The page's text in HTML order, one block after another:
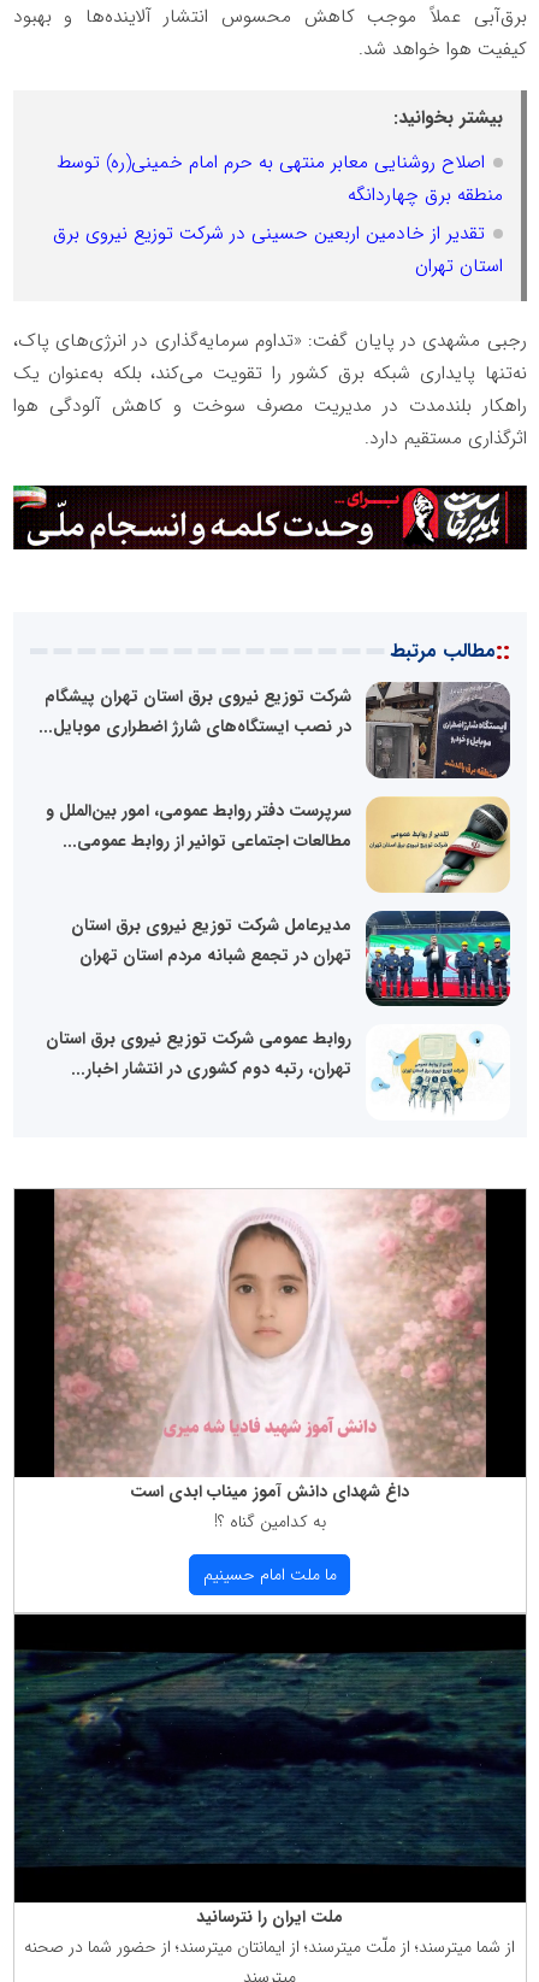
برق‌آبی عملاً موجب کاهش محسوس انتشار آلاینده‌ها و بهبود
کیفیت هوا خواهد شد.
بیشتر بخوانید:
اصلاح روشنایی معابر منتهی به حرم امام خمینی(ره) توسط
منطقه برق چهاردانگه
تقدیر از خادمین اربعین حسینی در شرکت توزیع نیروی برق
استان تهران
رجبی مشهدی در پایان گفت: «تداوم سرمایه‌گذاری در انرژی‌های پاک،
نه‌تنها پایداری شبکه برق کشور را تقویت می‌کند، بلکه به‌عنوان یک
راهکار بلندمدت در مدیریت مصرف سوخت و کاهش آلودگی هوا
اثرگذاری مستقیم دارد.
::مطالب مرتبط
شرکت توزیع نیروی برق استان تهران پیشگام
در نصب ایستگاه‌های شارژ اضطراری موبایل...
سرپرست دفتر روابط عمومی، امور بین‌الملل و
مطالعات اجتماعی توانیر از روابط عمومی...
مدیرعامل شرکت توزیع نیروی برق استان
تهران در تجمع شبانه مردم استان تهران
روابط عمومی شرکت توزیع نیروی برق استان
تهران، رتبه دوم کشوری در انتشار اخبار...
داغ شهدای دانش آموز میناب ابدی است
به كدامین گناه ؟!
ما ملت امام حسینیم
ملت ایران را نترسانید
از شما میترسند؛ از ملّت میترسند؛ از ایمانتان میترسند؛ از حضور شما در صحنه